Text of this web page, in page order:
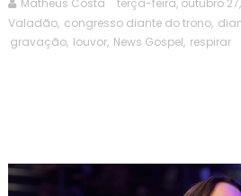
Matheus Costa terça-feira, outubro
Valadão, congresso diante do trono,
gravação, louvor, News Gospel, respirar